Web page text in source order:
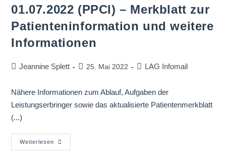
01.07.2022 (PPCI) – Merkblatt zur
Patienteninformation und weitere
Informationen
Jeannine Splett 25. Mai 2022 LAG Infomail
Nähere Informationen zum Ablauf, Aufgaben der
Leistungserbringer sowie das aktualisierte Patientenmerkblatt
(...)
Weiterlesen